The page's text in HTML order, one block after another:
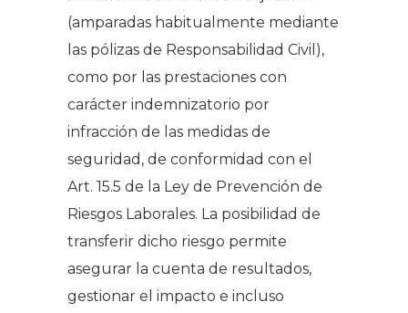
(amparadas habitualmente mediante
las pólizas de Responsabilidad Civil),
como por las prestaciones con
carácter indemnizatorio por
infracción de las medidas de
seguridad, de conformidad con el
Art. 15.5 de la Ley de Prevención de
Riesgos Laborales. La posibilidad de
transferir dicho riesgo permite
asegurar la cuenta de resultados,
gestionar el impacto e incluso